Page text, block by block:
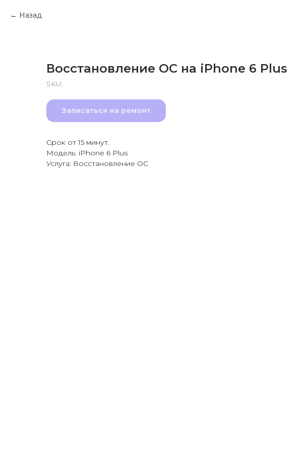
Назад
Восстановление ОС на iPhone 6 Plus
SKU:
Записаться на ремонт
Срок от 15 минут.
Модель: iPhone 6 Plus
Услуга: Восстановление ОС